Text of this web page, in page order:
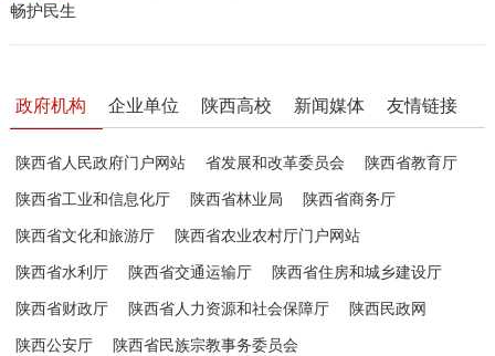
畅护民生
政府机构 企业单位 陕西高校 新闻媒体 友情链接
陕西省人民政府门户网站 省发展和改革委员会 陕西省教育厅
陕西省工业和信息化厅 陕西省林业局 陕西省商务厅
陕西省文化和旅游厅 陕西省农业农村厅门户网站
陕西省水利厅 陕西省交通运输厅 陕西省住房和城乡建设厅
陕西省财政厅 陕西省人力资源和社会保障厅 陕西民政网
陕西公安厅 陕西省民族宗教事务委员会